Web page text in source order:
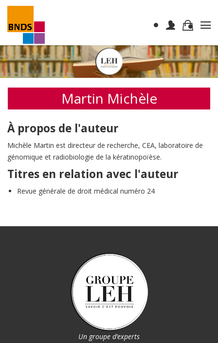
Martin Michèle
À propos de l'auteur
Michèle Martin est directeur de recherche, CEA, laboratoire de
génomique et radiobiologie de la kératinopoïèse.
Titres en relation avec l'auteur
Revue générale de droit médical numéro 24
Un groupe d’experts